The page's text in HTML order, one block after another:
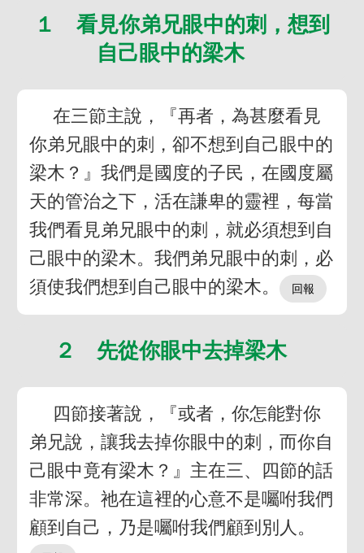
１ 看見你弟兄眼中的刺，想到
自己眼中的梁木
在三節主說，『再者，為甚麼看見
你弟兄眼中的刺，卻不想到自己眼中的
梁木？』我們是國度的子民，在國度屬
天的管治之下，活在謙卑的靈裡，每當
我們看見弟兄眼中的刺，就必須想到自
己眼中的梁木。我們弟兄眼中的刺，必
須使我們想到自己眼中的梁木。
２ 先從你眼中去掉梁木
四節接著說，『或者，你怎能對你
弟兄說，讓我去掉你眼中的刺，而你自
己眼中竟有梁木？』主在三、四節的話
非常深。祂在這裡的心意不是囑咐我們
顧到自己，乃是囑咐我們顧到別人。